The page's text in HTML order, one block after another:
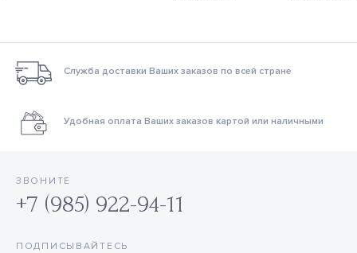
Служба доставки Ваших заказов по всей стране
Удобная оплата Ваших заказов картой или наличными
ЗВОНИТЕ
+7 (985) 922-94-11
ПОДПИСЫВАЙТЕСЬ